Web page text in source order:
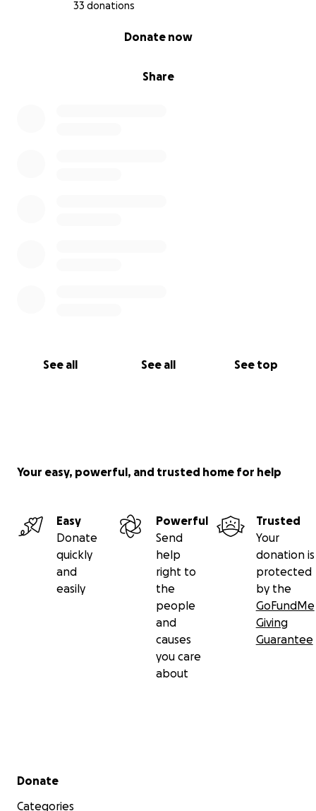
33 donations
Share
Donate now
See all See all See top
#ProyectoComunitario #FundaciónProyectoLaAldea
Your easy, powerful, and trusted home for help
Easy
Donate
quickly
and
easily
Powerful
Send
help
right to
the
people
and
causes
you care
about
Trusted
Your
donation is
protected
by the
GoFundMe
Giving
Guarantee
Secondary menu
Donate
Categories